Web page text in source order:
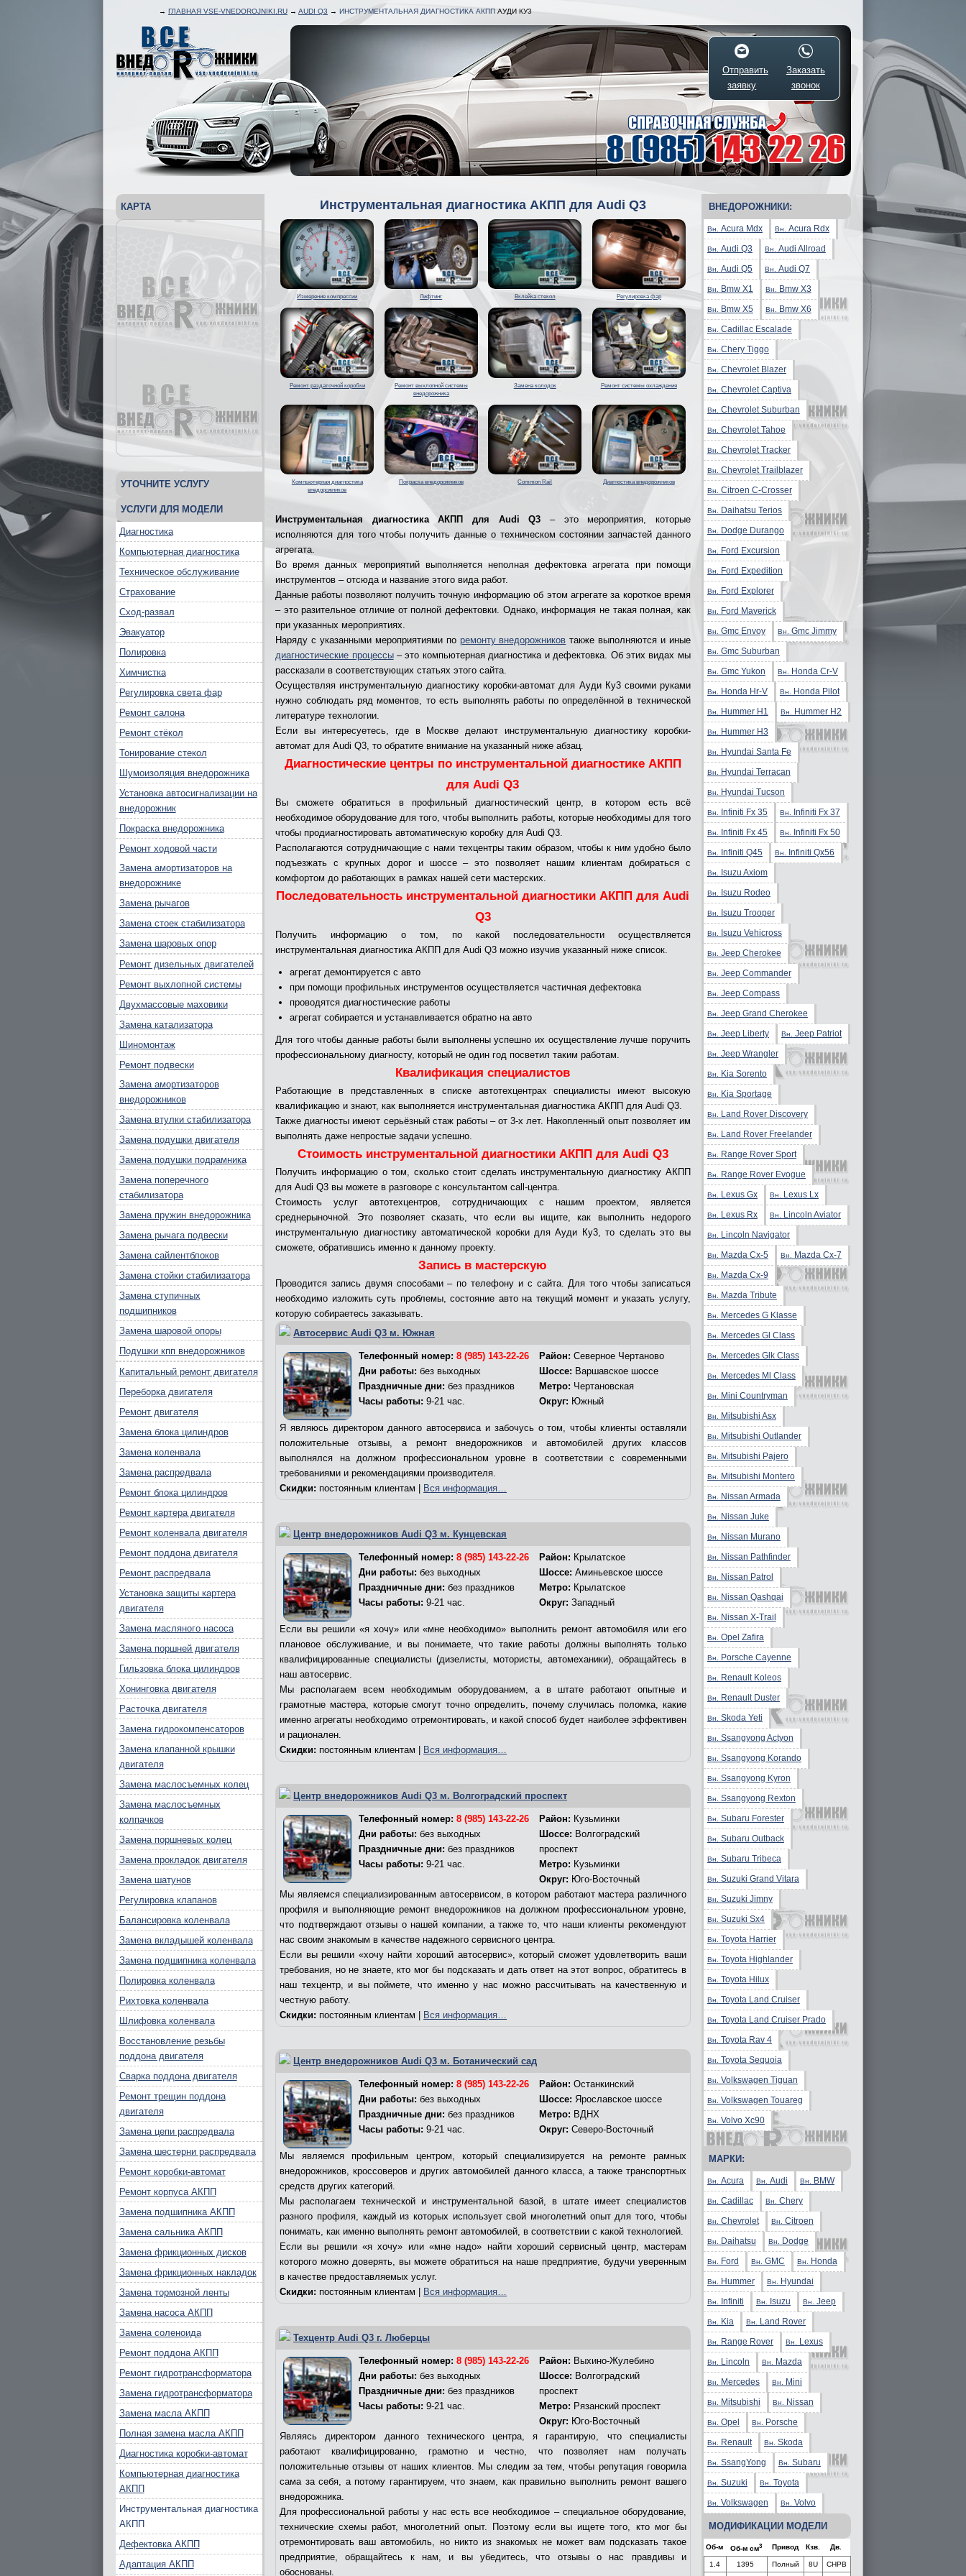
→ ГЛАВНАЯ VSE-VNEDOROJNIKI.RU → AUDI Q3 → ИНСТРУМЕНТАЛЬНАЯ ДИАГНОСТИКА АКПП АУДИ КУ3
Отправить
заявку
Заказать
звонок
Инструментальная диагностика АКПП для Audi Q3
Измерение компрессии Лифтинг Вклейка стекол Регулировка фар
Ремонт раздаточной коробки
Ремонт выхлопной системы
внедорожника
Замена колодок Ремонт системы охлаждения
Компьютерная диагностика
внедорожников
Покраска внедорожников Common Rail Диагностика внедорожников
Инструментальная диагностика АКПП для Audi Q3 – это мероприятия, которые
исполняются для того чтобы получить данные о техническом состоянии запчастей данного
агрегата.
Во время данных мероприятий выполняется неполная дефектовка агрегата при помощи
инструментов – отсюда и название этого вида работ.
Данные работы позволяют получить точную информацию об этом агрегате за короткое время
– это разительное отличие от полной дефектовки. Однако, информация не такая полная, как
при указанных мероприятиях.
Наряду с указанными мероприятиями по ремонту внедорожников также выполняются и иные
диагностические процессы– это компьютерная диагностика и дефектовка. Об этих видах мы
рассказали в соответствующих статьях этого сайта.
Осуществляя инструментальную диагностику коробки-автомат для Ауди Ку3 своими руками
нужно соблюдать ряд моментов, то есть выполнять работы по определённой в технической
литературе технологии.
Если вы интересуетесь, где в Москве делают инструментальную диагностику коробки-
автомат для Audi Q3, то обратите внимание на указанный ниже абзац.
Диагностические центры по инструментальной диагностике АКПП
для Audi Q3
Вы сможете обратиться в профильный диагностический центр, в котором есть всё
необходимое оборудование для того, чтобы выполнить работы, которые необходимы для того
чтобы продиагностировать автоматическую коробку для Audi Q3.
Располагаются сотрудничающие с нами техцентры таким образом, чтобы к ним удобно было
подъезжать с крупных дорог и шоссе – это позволяет нашим клиентам добираться с
комфортом до работающих в рамках нашей сети мастерских.
Последовательность инструментальной диагностики АКПП для Audi
Q3
Получить информацию о том, по какой последовательности осуществляется
инструментальная диагностика АКПП для Audi Q3 можно изучив указанный ниже список.
агрегат демонтируется с авто
при помощи профильных инструментов осуществляется частичная дефектовка
проводятся диагностические работы
агрегат собирается и устанавливается обратно на авто
Для того чтобы данные работы были выполнены успешно их осуществление лучше поручить
профессиональному диагносту, который не один год посветил таким работам.
Квалификация специалистов
Работающие в представленных в списке автотехцентрах специалисты имеют высокую
квалификацию и знают, как выполняется инструментальная диагностика АКПП для Audi Q3.
Также диагносты имеют серьёзный стаж работы – от 3-х лет. Накопленный опыт позволяет им
выполнять даже непростые задачи успешно.
Стоимость инструментальной диагностики АКПП для Audi Q3
Получить информацию о том, сколько стоит сделать инструментальную диагностику АКПП
для Audi Q3 вы можете в разговоре с консультантом call-центра.
Стоимость услуг автотехцентров, сотрудничающих с нашим проектом, является
среднерыночной. Это позволяет сказать, что если вы ищите, как выполнить недорого
инструментальную диагностику автоматической коробки для Ауди Ку3, то сделать это вы
сможете, обратившись именно к данному проекту.
Запись в мастерскую
Проводится запись двумя способами – по телефону и с сайта. Для того чтобы записаться
необходимо изложить суть проблемы, состояние авто на текущий момент и указать услугу,
которую собираетесь заказывать.
Автосервис Audi Q3 м. Южная
Телефонный номер:8 (985) 143-22-26
Дни работы: без выходных
Праздничные дни: без праздников
Часы работы: 9-21 час.
Район: Северное Чертаново
Шоссе: Варшавское шоссе
Метро: Чертановская
Округ: Южный
Я являюсь директором данного автосервиса и забочусь о том, чтобы клиенты оставляли
положительные отзывы, а ремонт внедорожников и автомобилей других классов
выполнялся на должном профессиональном уровне в соответствии с современными
требованиями и рекомендациями производителя.
Скидки: постоянным клиентам | Вся информация…
Центр внедорожников Audi Q3 м. Кунцевская
Телефонный номер:8 (985) 143-22-26
Дни работы: без выходных
Праздничные дни: без праздников
Часы работы: 9-21 час.
Район: Крылатское
Шоссе: Аминьевское шоссе
Метро: Крылатское
Округ: Западный
Если вы решили «я хочу» или «мне необходимо» выполнить ремонт автомобиля или его
плановое обслуживание, и вы понимаете, что такие работы должны выполнять только
квалифицированные специалисты (дизелисты, мотористы, автомеханики), обращайтесь в
наш автосервис.
Мы располагаем всем необходимым оборудованием, а в штате работают опытные и
грамотные мастера, которые смогут точно определить, почему случилась поломка, какие
именно агрегаты необходимо отремонтировать, и какой способ будет наиболее эффективен
и рационален.
Скидки: постоянным клиентам | Вся информация…
Центр внедорожников Audi Q3 м. Волгоградский проспект
Телефонный номер:8 (985) 143-22-26
Дни работы: без выходных
Праздничные дни: без праздников
Часы работы: 9-21 час.
Район: Кузьминки
Шоссе: Волгоградский
проспект
Метро: Кузьминки
Округ: Юго-Восточный
Мы являемся специализированным автосервисом, в котором работают мастера различного
профиля и выполняющие ремонт внедорожников на должном профессиональном уровне,
что подтверждают отзывы о нашей компании, а также то, что наши клиенты рекомендуют
нас своим знакомым в качестве надежного сервисного центра.
Если вы решили «хочу найти хороший автосервис», который сможет удовлетворить ваши
требования, но не знаете, кто мог бы подсказать и дать ответ на этот вопрос, обратитесь в
наш техцентр, и вы поймете, что именно у нас можно рассчитывать на качественную и
честную работу.
Скидки: постоянным клиентам | Вся информация…
Центр внедорожников Audi Q3 м. Ботанический сад
Телефонный номер:8 (985) 143-22-26
Дни работы: без выходных
Праздничные дни: без праздников
Часы работы: 9-21 час.
Район: Останкинский
Шоссе: Ярославское шоссе
Метро: ВДНХ
Округ: Северо-Восточный
Мы являемся профильным центром, который специализируется на ремонте рамных
внедорожников, кроссоверов и других автомобилей данного класса, а также транспортных
средств других категорий.
Мы располагаем технической и инструментальной базой, в штате имеет специалистов
разного профиля, каждый из которых использует свой многолетний опыт для того, чтобы
понимать, как именно выполнять ремонт автомобилей, в соответствии с какой технологией.
Если вы решили «я хочу» или «мне надо» найти хороший сервисный центр, мастерам
которого можно доверять, вы можете обратиться на наше предприятие, будучи уверенным
в качестве предоставляемых услуг.
Скидки: постоянным клиентам | Вся информация…
Техцентр Audi Q3 г. Люберцы
Телефонный номер:8 (985) 143-22-26
Дни работы: без выходных
Праздничные дни: без праздников
Часы работы: 9-21 час.
Район: Выхино-Жулебино
Шоссе: Волгоградский
проспект
Метро: Рязанский проспект
Округ: Юго-Восточный
Являясь директором данного технического центра, я гарантирую, что специалисты
работают квалифицированно, грамотно и честно, что позволяет нам получать
положительные отзывы от наших клиентов. Мы следим за тем, чтобы репутация говорила
сама за себя, а потому гарантируем, что знаем, как правильно выполнить ремонт вашего
внедорожника.
Для профессиональной работы у нас есть все необходимое – специальное оборудование,
технические схемы работ, многолетний опыт. Поэтому если вы ищете того, кто мог бы
отремонтировать ваш автомобиль, но никто из знакомых не может вам подсказать такое
предприятие, обращайтесь к нам, и вы убедитесь, что отзывы о нас правдивы и
обоснованы.
КАРТА
УТОЧНИТЕ УСЛУГУ
УСЛУГИ ДЛЯ МОДЕЛИ
Диагностика
Компьютерная диагностика
Техническое обслуживание
Страхование
Сход-развал
Эвакуатор
Полировка
Химчистка
Регулировка света фар
Ремонт салона
Ремонт стёкол
Тонирование стекол
Шумоизоляция внедорожника
Установка автосигнализации на
внедорожник
Покраска внедорожника
Ремонт ходовой части
Замена амортизаторов на
внедорожнике
Замена рычагов
Замена стоек стабилизатора
Замена шаровых опор
Ремонт дизельных двигателей
Ремонт выхлопной системы
Двухмассовые маховики
Замена катализатора
Шиномонтаж
Ремонт подвески
Замена амортизаторов
внедорожников
Замена втулки стабилизатора
Замена подушки двигателя
Замена подушки подрамника
Замена поперечного
стабилизатора
Замена пружин внедорожника
Замена рычага подвески
Замена сайлентблоков
Замена стойки стабилизатора
Замена ступичных
подшипников
Замена шаровой опоры
Подушки кпп внедорожников
Капитальный ремонт двигателя
Переборка двигателя
Ремонт двигателя
Замена блока цилиндров
Замена коленвала
Замена распредвала
Ремонт блока цилиндров
Ремонт картера двигателя
Ремонт коленвала двигателя
Ремонт поддона двигателя
Ремонт распредвала
Установка защиты картера
двигателя
Замена масляного насоса
Замена поршней двигателя
Гильзовка блока цилиндров
Хонинговка двигателя
Расточка двигателя
Замена гидрокомпенсаторов
Замена клапанной крышки
двигателя
Замена маслосъемных колец
Замена маслосъемных
колпачков
Замена поршневых колец
Замена прокладок двигателя
Замена шатунов
Регулировка клапанов
Балансировка коленвала
Замена вкладышей коленвала
Замена подшипника коленвала
Полировка коленвала
Рихтовка коленвала
Шлифовка коленвала
Восстановление резьбы
поддона двигателя
Сварка поддона двигателя
Ремонт трещин поддона
двигателя
Замена цепи распредвала
Замена шестерни распредвала
Ремонт коробки-автомат
Ремонт корпуса АКПП
Замена подшипника АКПП
Замена сальника АКПП
Замена фрикционных дисков
Замена фрикционных накладок
Замена тормозной ленты
Замена насоса АКПП
Замена соленоида
Ремонт поддона АКПП
Ремонт гидротрансформатора
Замена гидротрансформатора
Замена масла АКПП
Полная замена масла АКПП
Диагностика коробки-автомат
Компьютерная диагностика
АКПП
Инструментальная диагностика
АКПП
Дефектовка АКПП
Адаптация АКПП
ВНЕДОРОЖНИКИ:
Вн. Acura Mdx Вн. Acura Rdx
Вн. Audi Q3 Вн. Audi Allroad
Вн. Audi Q5 Вн. Audi Q7
Вн. Bmw X1 Вн. Bmw X3
Вн. Bmw X5 Вн. Bmw X6
Вн. Cadillac Escalade
Вн. Chery Tiggo
Вн. Chevrolet Blazer
Вн. Chevrolet Captiva
Вн. Chevrolet Suburban
Вн. Chevrolet Tahoe
Вн. Chevrolet Tracker
Вн. Chevrolet Trailblazer
Вн. Citroen C-Crosser
Вн. Daihatsu Terios
Вн. Dodge Durango
Вн. Ford Excursion
Вн. Ford Expedition
Вн. Ford Explorer
Вн. Ford Maverick
Вн. Gmc Envoy Вн. Gmc Jimmy
Вн. Gmc Suburban
Вн. Gmc Yukon Вн. Honda Cr-V
Вн. Honda Hr-V Вн. Honda Pilot
Вн. Hummer H1 Вн. Hummer H2
Вн. Hummer H3
Вн. Hyundai Santa Fe
Вн. Hyundai Terracan
Вн. Hyundai Tucson
Вн. Infiniti Fx 35 Вн. Infiniti Fx 37
Вн. Infiniti Fx 45 Вн. Infiniti Fx 50
Вн. Infiniti Q45 Вн. Infiniti Qx56
Вн. Isuzu Axiom
Вн. Isuzu Rodeo
Вн. Isuzu Trooper
Вн. Isuzu Vehicross
Вн. Jeep Cherokee
Вн. Jeep Commander
Вн. Jeep Compass
Вн. Jeep Grand Cherokee
Вн. Jeep Liberty Вн. Jeep Patriot
Вн. Jeep Wrangler
Вн. Kia Sorento
Вн. Kia Sportage
Вн. Land Rover Discovery
Вн. Land Rover Freelander
Вн. Range Rover Sport
Вн. Range Rover Evogue
Вн. Lexus Gx Вн. Lexus Lx
Вн. Lexus Rx Вн. Lincoln Aviator
Вн. Lincoln Navigator
Вн. Mazda Cx-5 Вн. Mazda Cx-7
Вн. Mazda Cx-9
Вн. Mazda Tribute
Вн. Mercedes G Klasse
Вн. Mercedes Gl Class
Вн. Mercedes Glk Class
Вн. Mercedes Ml Class
Вн. Mini Countryman
Вн. Mitsubishi Asx
Вн. Mitsubishi Outlander
Вн. Mitsubishi Pajero
Вн. Mitsubishi Montero
Вн. Nissan Armada
Вн. Nissan Juke
Вн. Nissan Murano
Вн. Nissan Pathfinder
Вн. Nissan Patrol
Вн. Nissan Qashqai
Вн. Nissan X-Trail
Вн. Opel Zafira
Вн. Porsche Cayenne
Вн. Renault Koleos
Вн. Renault Duster
Вн. Skoda Yeti
Вн. Ssangyong Actyon
Вн. Ssangyong Korando
Вн. Ssangyong Kyron
Вн. Ssangyong Rexton
Вн. Subaru Forester
Вн. Subaru Outback
Вн. Subaru Tribeca
Вн. Suzuki Grand Vitara
Вн. Suzuki Jimny
Вн. Suzuki Sx4
Вн. Toyota Harrier
Вн. Toyota Highlander
Вн. Toyota Hilux
Вн. Toyota Land Cruiser
Вн. Toyota Land Cruiser Prado
Вн. Toyota Rav 4
Вн. Toyota Sequoia
Вн. Volkswagen Tiguan
Вн. Volkswagen Touareg
Вн. Volvo Xc90
МАРКИ:
Вн. Acura Вн. Audi Вн. BMW
Вн. Cadillac Вн. Chery
Вн. Chevrolet Вн. Citroen
Вн. Daihatsu Вн. Dodge
Вн. Ford Вн. GMC Вн. Honda
Вн. Hummer Вн. Hyundai
Вн. Infiniti Вн. Isuzu Вн. Jeep
Вн. Kia Вн. Land Rover
Вн. Range Rover Вн. Lexus
Вн. Lincoln Вн. Mazda
Вн. Mercedes Вн. Mini
Вн. Mitsubishi Вн. Nissan
Вн. Opel Вн. Porsche
Вн. Renault Вн. Skoda
Вн. SsangYong Вн. Subaru
Вн. Suzuki Вн. Toyota
Вн. Volkswagen Вн. Volvo
МОДИФИКАЦИИ МОДЕЛИ
Об-м Об-м см3 Привод Кзв. Дв.
1.4 1395 Полный 8U CHPB